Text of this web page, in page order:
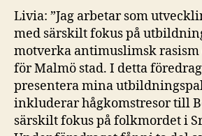
Livia: ”Jag arbetar som
med särskilt fokus på
motverka antimuslimsk
för Malmö stad. I detta
presentera mina
inkluderar hågkomstresor till
särskilt fokus på folkmordet i